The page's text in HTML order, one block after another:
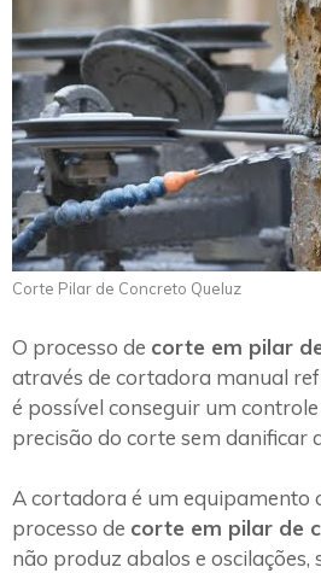
Corte Pilar de Concreto Queluz
O processo de corte em pilar
através de cortadora manual
é possível conseguir um
precisão do corte sem danificar
A cortadora é um equipamento
processo de corte em pilar de
não produz abalos e oscilações,